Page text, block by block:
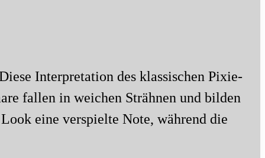
Interpretation des klassischen Pixie-
fallen in weichen Strähnen und bilden
eine verspielte Note, während die